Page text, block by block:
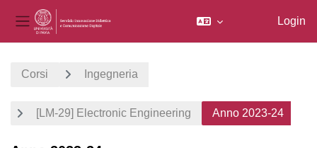
Pannello laterale
Login
Corsi Ingegneria
[LM-29] Electronic Engineering Anno 2023-24